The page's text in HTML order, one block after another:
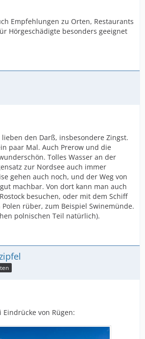
Empfehlungen zu Orten, Restaurants
Hörgeschädigte besonders geeignet
den Darß, insbesondere Zingst.
paar Mal. Auch Prerow und die
Tolles Wasser an der
zur Nordsee auch immer
gehen auch noch, und der Weg von
machbar. Von dort kann man auch
besuchen, oder mit dem Schiff
rüber, zum Beispiel Swinemünde.
polnischen Teil natürlich).
von Rügen: